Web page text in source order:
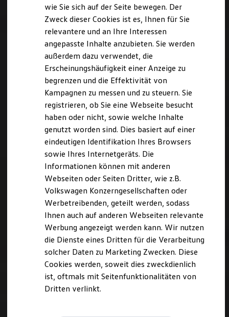
Fahrerassistenz- und Sicherheitssysteme
Kontrollleuchten
Kurzfahrprofile und Ölverdünnung
XTL-Dieselkraftstoff
Ersatzteile und Betriebsflüssigkeiten
Original Zubehör und Lifestyle Produkte
myVolkswagen
myVolkswagen Business
Elektrisch & Autonom
Elektro - & Hybridfahrzeuge
Unser Ansatz
Klimafreundlicher Strom
Reichweite & Ladelösungen
Reichweitensimulator
Ladezeitensimulator
Ladelösungen für Privatkunden
Ladelösungen für Gewerbekunden
Wallbox und Ladekabel
Förderung & Kosten der Elektrofahrzeuge
Fördermöglichkeiten für Privatkunden
Fördermöglichkeiten für Gewerbekunden
Autonomes Fahren
Mehr zum ID. Buzz
Online Beratung
California Club
California Magazin & Ratgeber
Vanlife
wie Sie sich auf der Seite bewegen. Der
Zweck dieser Cookies ist es, Ihnen für Sie
relevantere und an Ihre Interessen
angepasste Inhalte anzubieten. Sie werden
außerdem dazu verwendet, die
Erscheinungshäufigkeit einer Anzeige zu
begrenzen und die Effektivität von
Kampagnen zu messen und zu steuern. Sie
registrieren, ob Sie eine Webseite besucht
haben oder nicht, sowie welche Inhalte
genutzt worden sind. Dies basiert auf einer
eindeutigen Identifikation Ihres Browsers
sowie Ihres Internetgeräts. Die
Informationen können mit anderen
Webseiten oder Seiten Dritter, wie z.B.
Volkswagen Konzerngesellschaften oder
Werbetreibenden, geteilt werden, sodass
Ihnen auch auf anderen Webseiten relevante
Werbung angezeigt werden kann. Wir nutzen
die Dienste eines Dritten für die Verarbeitung
solcher Daten zu Marketing Zwecken. Diese
Cookies werden, soweit dies zweckdienlich
ist, oftmals mit Seitenfunktionalitäten von
Dritten verlinkt.